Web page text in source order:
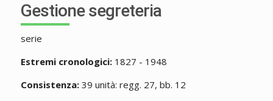
Gestione segreteria
serie
Estremi cronologici:1827 - 1948
Consistenza:39 unità: regg. 27, bb. 12